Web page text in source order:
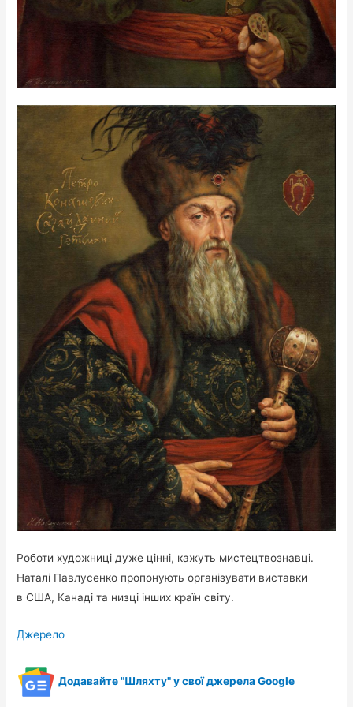
Роботи художниці дуже цінні, кажуть мистецтвознавці.
Наталі Павлусенко пропонують організувати виставки
в США, Канаді та низці інших країн світу.
Джерело
Додавайте "Шляхту" у свої джерела Google